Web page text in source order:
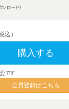
ンロード）
込）
購入する
です
会員登録はこちら